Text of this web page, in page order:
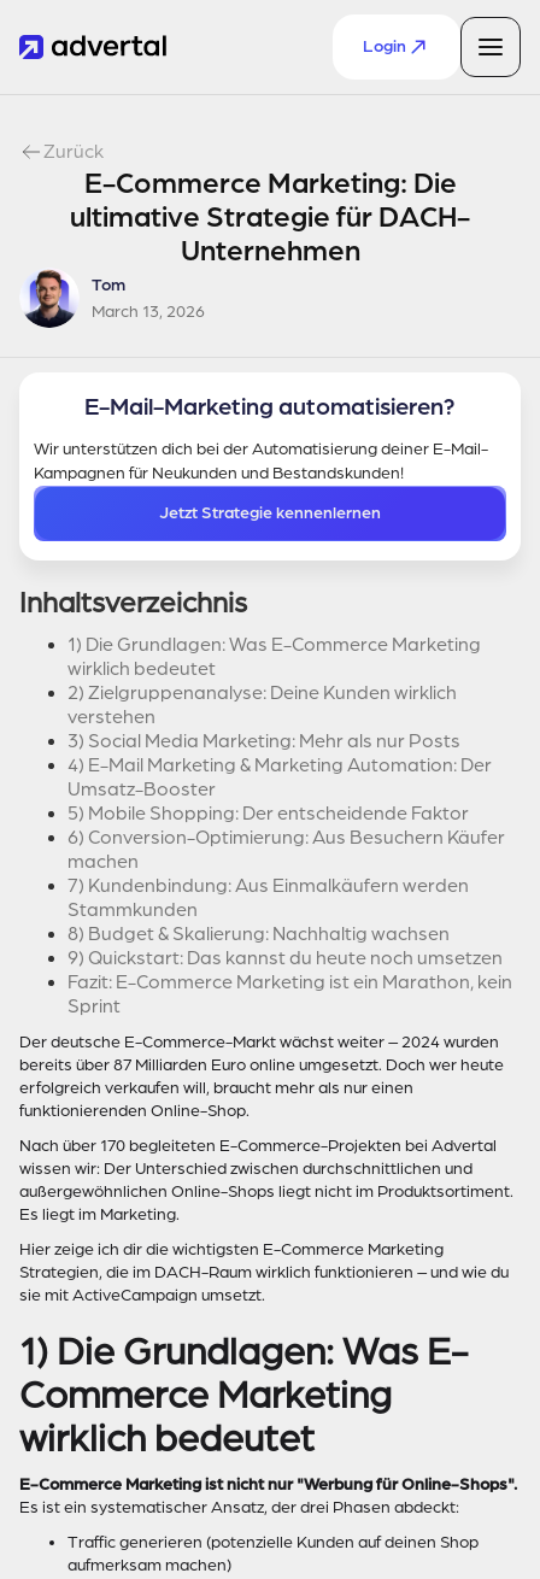
Login
Zurück
E-Commerce Marketing: Die
ultimative Strategie für DACH-
Unternehmen
Tom
March 13, 2026
Der deutsche E-Commerce-Markt wächst weiter – 2024 wurden
bereits über 87 Milliarden Euro online umgesetzt. Doch wer heute
erfolgreich verkaufen will, braucht mehr als nur einen
funktionierenden Online-Shop.
Nach über 170 begleiteten E-Commerce-Projekten bei Advertal
wissen wir: Der Unterschied zwischen durchschnittlichen und
außergewöhnlichen Online-Shops liegt nicht im Produktsortiment.
Es liegt im Marketing.
Hier zeige ich dir die wichtigsten E-Commerce Marketing
Strategien, die im DACH-Raum wirklich funktionieren – und wie du
sie mit ActiveCampaign umsetzt.
1) Die Grundlagen: Was E-
Commerce Marketing
wirklich bedeutet
E-Commerce Marketing ist nicht nur "Werbung für Online-Shops".
Es ist ein systematischer Ansatz, der drei Phasen abdeckt:
Traffic generieren (potenzielle Kunden auf deinen Shop
aufmerksam machen)
E-Mail-Marketing automatisieren?
Wir unterstützen dich bei der Automatisierung deiner E-Mail-
Kampagnen für Neukunden und Bestandskunden!
Jetzt Strategie kennenlernen
Inhaltsverzeichnis
1) Die Grundlagen: Was E-Commerce Marketing
wirklich bedeutet
2) Zielgruppenanalyse: Deine Kunden wirklich
verstehen
3) Social Media Marketing: Mehr als nur Posts
4) E-Mail Marketing & Marketing Automation: Der
Umsatz-Booster
5) Mobile Shopping: Der entscheidende Faktor
6) Conversion-Optimierung: Aus Besuchern Käufer
machen
7) Kundenbindung: Aus Einmalkäufern werden
Stammkunden
8) Budget & Skalierung: Nachhaltig wachsen
9) Quickstart: Das kannst du heute noch umsetzen
Fazit: E-Commerce Marketing ist ein Marathon, kein
Sprint